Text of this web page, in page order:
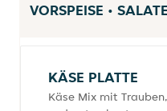
VORSPEISE • SALATE
KÄSE PLATTE
Käse Mix mit